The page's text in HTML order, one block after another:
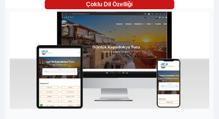
Çoklu Dil Özelliği